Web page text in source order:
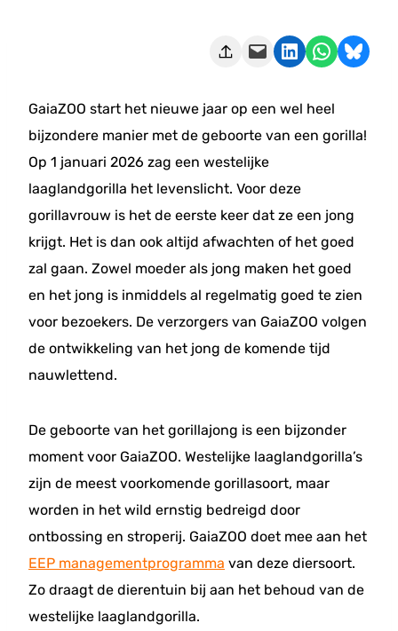
Deze pagina e-mailen Delen op LinkedIn Delen via WhatsApp Share on Bluesky
GaiaZOO start het nieuwe jaar op een wel heel
bijzondere manier met de geboorte van een gorilla!
Op 1 januari 2026 zag een westelijke
laaglandgorilla het levenslicht. Voor deze
gorillavrouw is het de eerste keer dat ze een jong
krijgt. Het is dan ook altijd afwachten of het goed
zal gaan. Zowel moeder als jong maken het goed
en het jong is inmiddels al regelmatig goed te zien
voor bezoekers. De verzorgers van GaiaZOO volgen
de ontwikkeling van het jong de komende tijd
nauwlettend.
De geboorte van het gorillajong is een bijzonder
moment voor GaiaZOO. Westelijke laaglandgorilla’s
zijn de meest voorkomende gorillasoort, maar
worden in het wild ernstig bedreigd door
ontbossing en stroperij. GaiaZOO doet mee aan het
EEP managementprogramma van deze diersoort.
Zo draagt de dierentuin bij aan het behoud van de
westelijke laaglandgorilla.